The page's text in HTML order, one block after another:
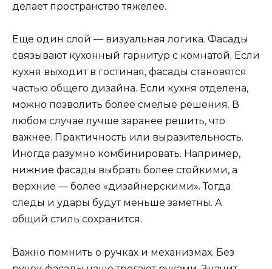
делает пространство тяжелее.
Еще один слой — визуальная логика. Фасады
связывают кухонный гарнитур с комнатой. Если
кухня выходит в гостиная, фасады становятся
частью общего дизайна. Если кухня отделена,
можно позволить более смелые решения. В
любом случае лучше заранее решить, что
важнее. Практичность или выразительность.
Иногда разумно комбинировать. Например,
нижние фасады выбрать более стойкими, а
верхние — более «дизайнерскими». Тогда
следы и удары будут меньше заметны. А
общий стиль сохранится.
Важно помнить о ручках и механизмах. Без